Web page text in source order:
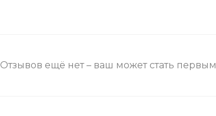
Отзывов ещё нет – ваш может стать первым